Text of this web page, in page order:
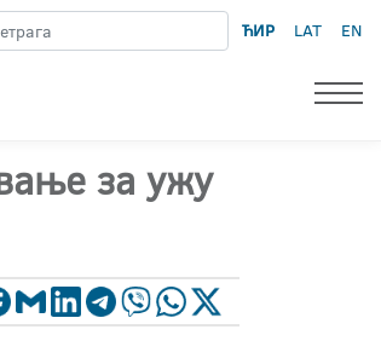
ЋИР LAT EN
за ужу